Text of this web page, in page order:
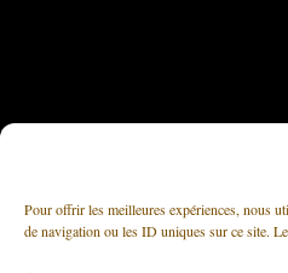
Pour offrir les meilleures expériences, nous
de navigation ou les ID uniques sur ce site.